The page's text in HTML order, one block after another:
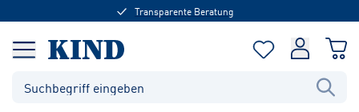
Transparente Beratung